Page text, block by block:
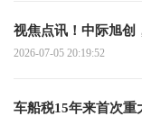
视焦点讯！中际旭创
2026-07-05 20:19:52
车船税15年来首次重